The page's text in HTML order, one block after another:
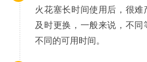
火花塞长时间使用后，很难
及时更换，一般来说，不同
不同的可用时间。